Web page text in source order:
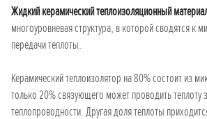
Жидкий керамический теплоизоляционный
многоуровневая структура, в которой сводятся к
передачи теплоты.
Керамический теплоизолятор на 80% состоит из
только 20% связующего может проводить теплоту
теплопроводности. Другая доля теплоты